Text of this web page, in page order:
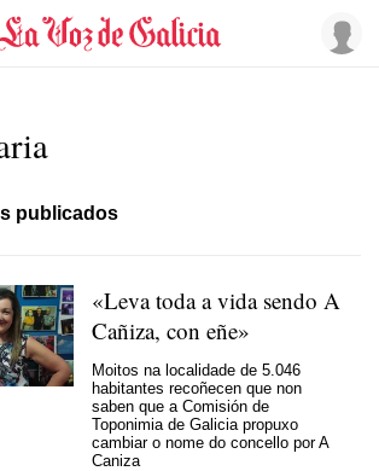
publicados
«Leva toda a vida sendo A
Cañiza, con eñe»
Moitos na localidade de 5.046
habitantes recoñecen que non
saben que a Comisión de
Toponimia de Galicia propuxo
cambiar o nome do concello por A
Caniza